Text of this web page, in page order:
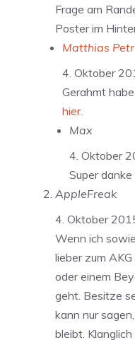
Frage am
Poster im
Matthias
4. Oktober
Gerahmt
hier.
Max
4. Oktober
Super
AppleFreak
4. Oktober
Wenn ich
lieber zum
oder einem
geht. Besitze
kann nur
bleibt.